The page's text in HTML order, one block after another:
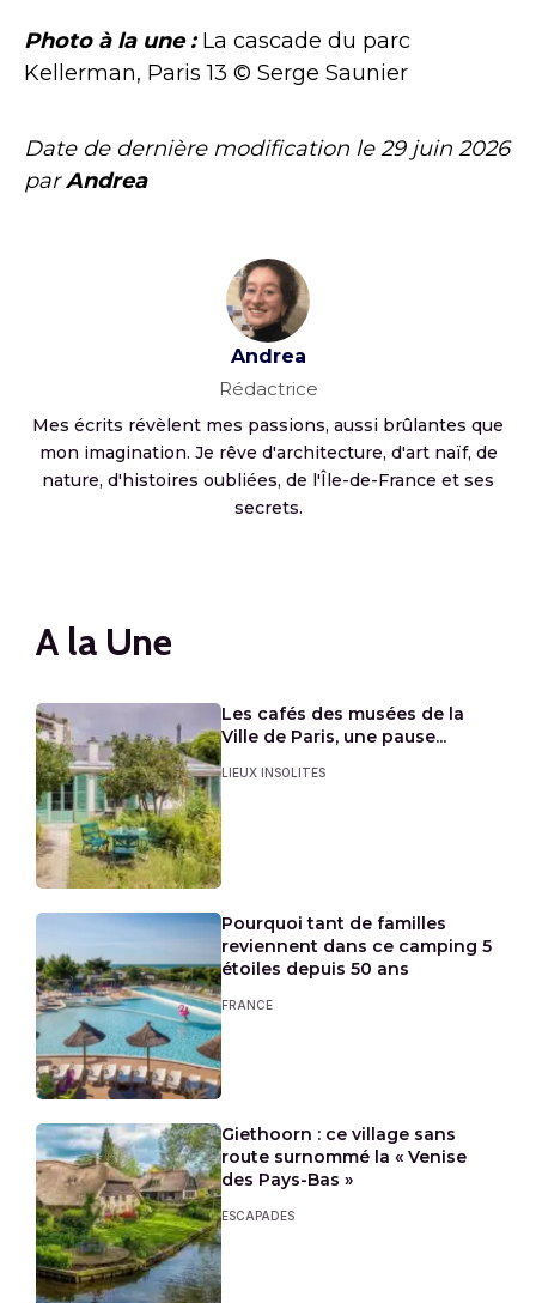
Photo à la une : La cascade du parc
Kellerman, Paris 13 © Serge Saunier
Date de dernière modification le29 juin 2026
parAndrea
Andrea
Rédactrice
Mes écrits révèlent mes passions, aussi brûlantes que
mon imagination. Je rêve d'architecture, d'art naïf, de
nature, d'histoires oubliées, de l'Île-de-France et ses
secrets.
A la Une
Les cafés des musées de la
Ville de Paris, une pause...
LIEUX INSOLITES
Pourquoi tant de familles
reviennent dans ce camping 5
étoiles depuis 50 ans
FRANCE
Giethoorn : ce village sans
route surnommé la « Venise
des Pays-Bas »
ESCAPADES